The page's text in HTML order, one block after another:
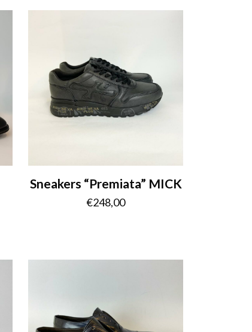
Sneakers “Premiata” MICK
€248,00